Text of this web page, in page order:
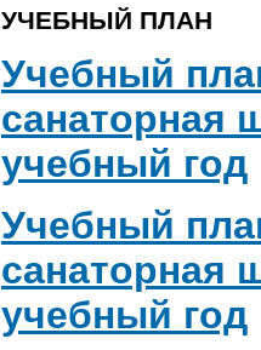
УЧЕБНЫЙ ПЛАН
Учебный
санаторная
учебный год
Учебный
санаторная
учебный год